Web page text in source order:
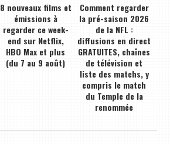
8 nouveaux films et
émissions à
regarder ce week-
end sur Netflix,
HBO Max et plus
(du 7 au 9 août)
Comment regarder
la pré-saison 2026
de la NFL :
diffusions en direct
GRATUITES, chaînes
de télévision et
liste des matchs, y
compris le match
du Temple de la
renommée